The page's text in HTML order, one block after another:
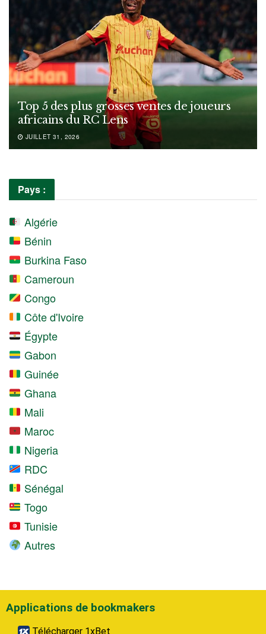
Top 5 des plus grosses ventes de joueurs
africains du RC Lens
JUILLET 31, 2026
Pays :
Algérie
Bénin
Burkina Faso
Cameroun
Congo
Côte d'Ivoire
Égypte
Gabon
Guinée
Ghana
Mali
Maroc
Nigeria
RDC
Sénégal
Togo
Tunisie
Autres
Applications de bookmakers
Télécharger 1xBet